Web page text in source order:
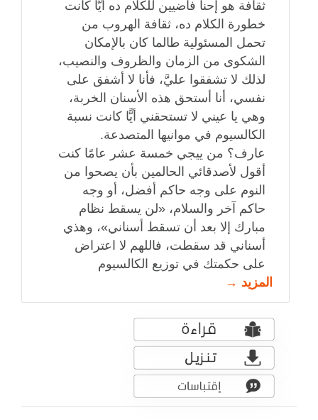
ثقافة هو إحنا فاضيين للكلام ده أيًّا كانت
خطورة الكلام ده، ثقافة الهروب من
تحمل المسئولية طالما كان بالإمكان
الشكوى من الزمان والظروف والنصيب،
لذلك لا تشفقوا عليَّ، فأنا لا أشفق على
نفسي، أنا أستحق هذه الأسنان الخربة،
وهي يا عيني لا تستحقني أيًّا كانت نسبة
الكالسيوم في موانيها المتصدعة.
عارف؟ من ييجي خمسة عشر عامًا كنت
أقول لأصدقائي الحالمين بأن يصحوا من
النوم على وجه حاكم أفضل، أو وجه
حاكم آخر والسلام، «لن يسقط نظام
مبارك إلا بعد أن تسقط أسناني»، وهذي
أسناني قد سقطت، فاللهم لا اعتراض
على حكمتك في توزيع الكالسيوم
المزيد →